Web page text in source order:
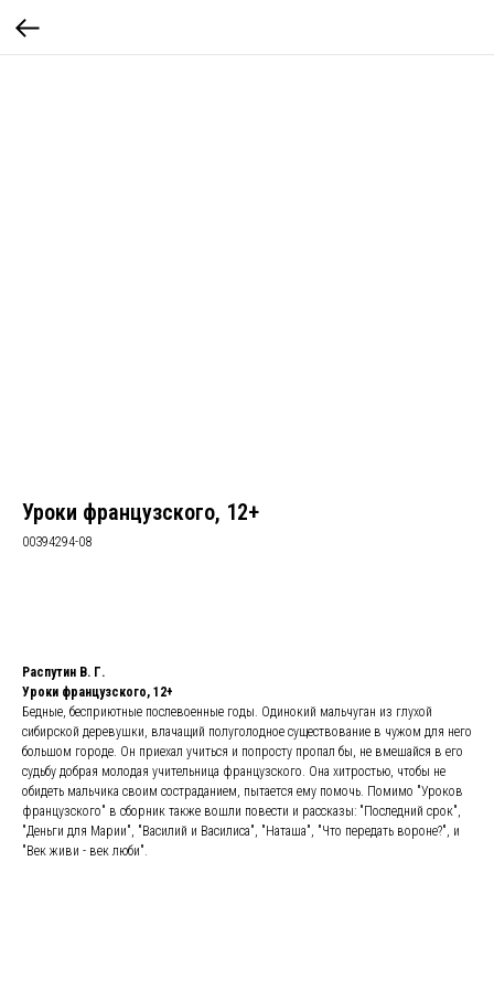
Уроки французского, 12+
00394294-08
Распутин В. Г.
Уроки французского, 12+
Бедные, бесприютные послевоенные годы. Одинокий мальчуган из глухой
сибирской деревушки, влачащий полуголодное существование в чужом для него
большом городе. Он приехал учиться и попросту пропал бы, не вмешайся в его
судьбу добрая молодая учительница французского. Она хитростью, чтобы не
обидеть мальчика своим состраданием, пытается ему помочь. Помимо "Уроков
французского" в сборник также вошли повести и рассказы: "Последний срок",
"Деньги для Марии", "Василий и Василиса", "Наташа", "Что передать вороне?", и
"Век живи - век люби".